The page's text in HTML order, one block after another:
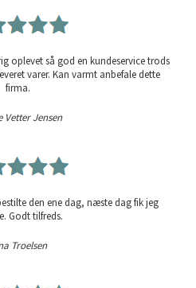
oplevet så god en kundeservice trods
varer. Kan varmt anbefale dette
firma.
Vetter Jensen
den ene dag, næste dag fik jeg
Godt tilfreds.
Troelsen